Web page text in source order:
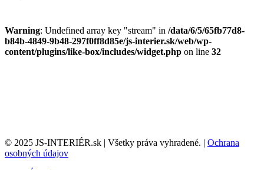
Warning: Undefined array key "stream" in /data/6/5/65fb77d8-
b84b-4849-9b48-297f0ff8d85e/js-interier.sk/web/wp-
content/plugins/like-box/includes/widget.php on line 32
© 2025 JS-INTERIÉR.sk | Všetky práva vyhradené. | Ochrana
osobných údajov